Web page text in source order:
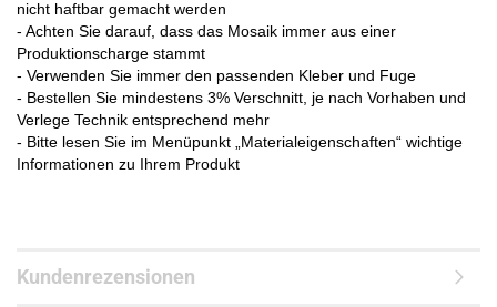
nicht haftbar gemacht werden
- Achten Sie darauf, dass das Mosaik immer aus einer
Produktionscharge stammt
- Verwenden Sie immer den passenden Kleber und Fuge
- Bestellen Sie mindestens 3% Verschnitt, je nach Vorhaben und
Verlege Technik entsprechend mehr
- Bitte lesen Sie im Menüpunkt „Materialeigenschaften“ wichtige
Informationen zu Ihrem Produkt
Kundenrezensionen